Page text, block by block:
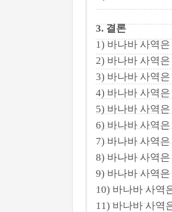
3. 결론
1) 바나바 사역
2) 바나바 사역
3) 바나바 사역
4) 바나바 사역
5) 바나바 사역
6) 바나바 사역
7) 바나바 사역
8) 바나바 사역
9) 바나바 사역
10) 바나바 사역
11) 바나바 사역